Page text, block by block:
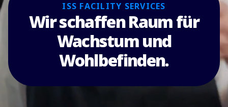
ISS FACILITY SERVICES
Wir schaffen Raum für
Wachstum und
Wohlbefinden.